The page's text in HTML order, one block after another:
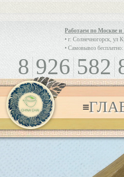
Работаем по Москве
• г. Солнечногорск, ул
• Самовывоз
8 926 582